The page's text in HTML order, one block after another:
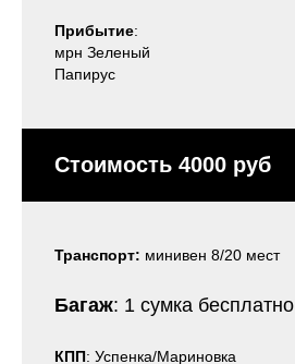
Прибытие:
мрн Зеленый
Папирус
Стоимость 4000 руб
Транспорт: минивен 8/20 мест
Багаж: 1 сумка бесплатно
КПП: Успенка/Мариновка